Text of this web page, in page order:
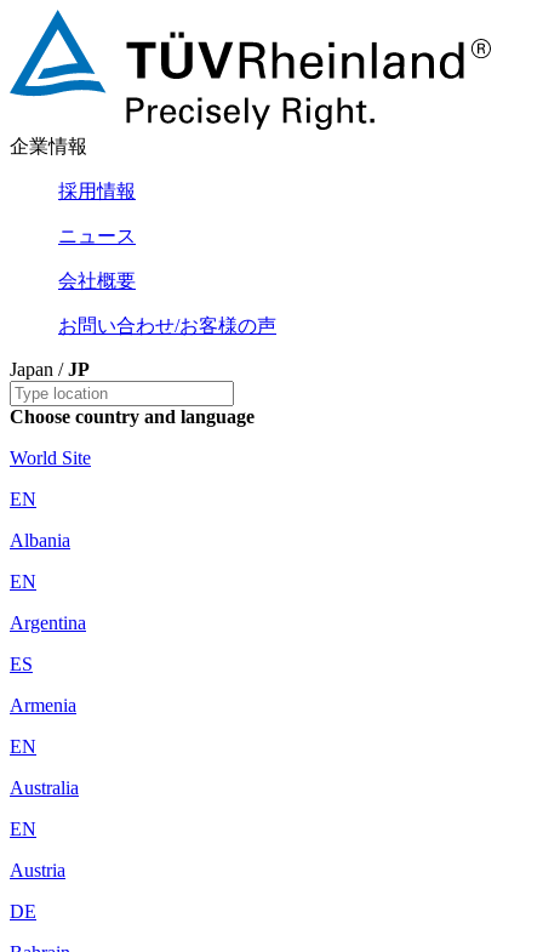
企業情報
採用情報
ニュース
会社概要
お問い合わせ/お客様の声
Japan /JP
Choose country and language
World Site
EN
Albania
EN
Argentina
ES
Armenia
EN
Australia
EN
Austria
DE